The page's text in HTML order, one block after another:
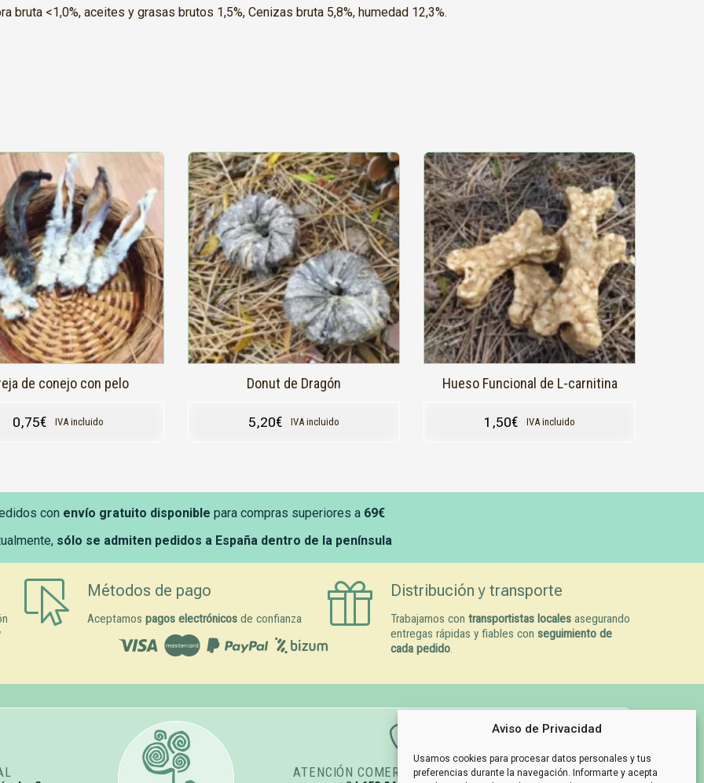
Aviso de Privacidad
Usamos cookies para procesar datos personales y tus
preferencias durante la navegación. Informarte y acepta
bruta <1,0%, aceites y grasas brutos 1,5%, Cenizas bruta 5,8%, humedad 12,3%.
de conejo con pelo
0,75€ IVA incluido
Donut de Dragón
5,20€ IVA incluido
Este
producto
tiene
múltiples
variantes.
Las
opciones
se
pueden
elegir
en
la
página
de
Hueso Funcional de L-carnitina
1,50€ IVA incluido
con envío gratuito disponible para compras superiores a 69€
sólo se admiten pedidos a España dentro de la península
Métodos de pago
Aceptamos pagos electrónicosde confianza
Distribución y transporte
Trabajamos con transportistas locales asegurando
entregas rápidas y fiables conseguimiento de
cada pedido.
ATENCIÓN COMERCIAL GESTIÓN DE PEDIDOS